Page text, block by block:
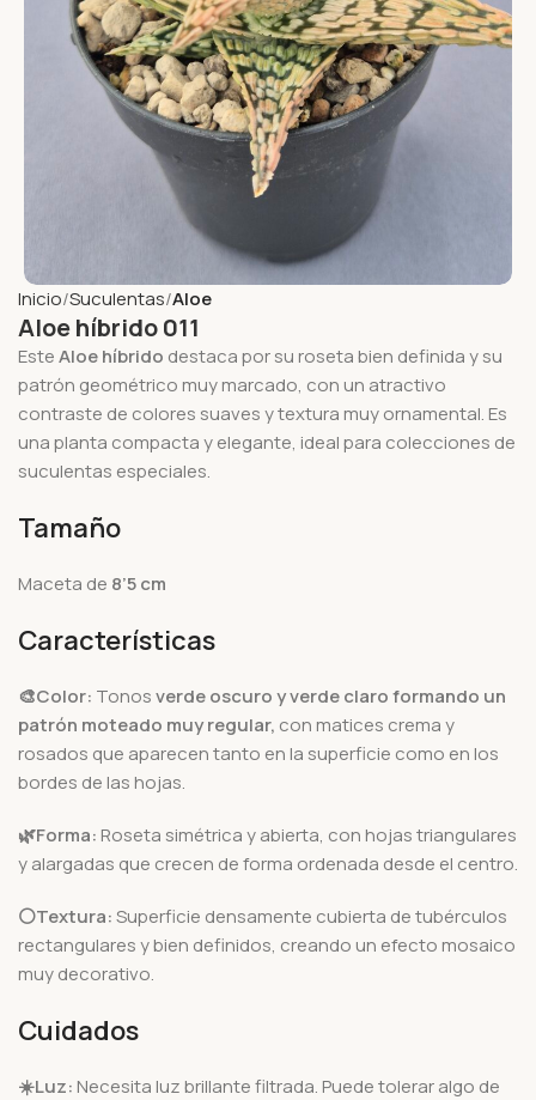
Inicio Suculentas Aloe
Aloe híbrido 011
EsteAloe híbrido destaca por su roseta bien definida y su
patrón geométrico muy marcado, con un atractivo
contraste de colores suaves y textura muy ornamental. Es
una planta compacta y elegante, ideal para colecciones de
suculentas especiales.
Tamaño
Maceta de 8’5 cm
Características
🎨Color: Tonosverde oscuro y verde claro formando un
patrón moteado muy regular, con matices crema y
rosados que aparecen tanto en la superficie como en los
bordes de las hojas.
🌿Forma: Roseta simétrica y abierta, con hojas triangulares
y alargadas que crecen de forma ordenada desde el centro.
⚪Textura:Superficie densamente cubierta de tubérculos
rectangulares y bien definidos, creando un efecto mosaico
muy decorativo.
Cuidados
☀️Luz: Necesita luz brillante filtrada. Puede tolerar algo de